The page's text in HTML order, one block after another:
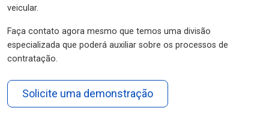
veicular.
Faça contato agora mesmo que temos uma divisão
especializada que poderá auxiliar sobre os processos de
contratação.
Solicite uma demonstração